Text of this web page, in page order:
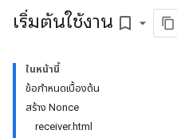
เริ่มต้นใช้งาน bookmark_border
ในหน้านี้
ข้อกำหนดเบื้องต้น
สร้าง Nonce
receiver.html